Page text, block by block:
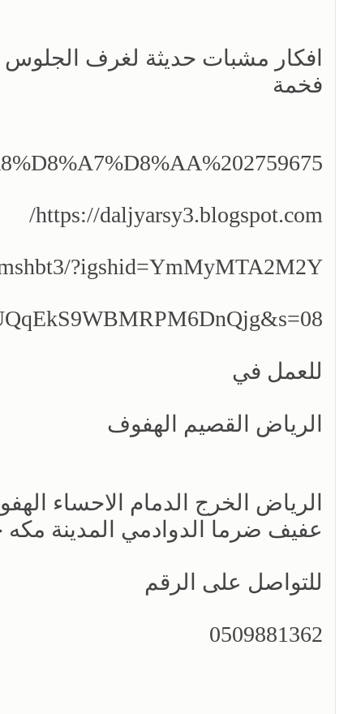
افكار مشبات حديثة لغرف
فخمة
https://daljyarsy3.blogspot.com/
?igshid=YmMyMTA2M2Y=
للعمل في
الرياض القصيم الهفوف
الرياض الخرج الدمام الاحساء
عفيف ضرما الدوادمي المدينة
للتواصل على الرقم
0509881362